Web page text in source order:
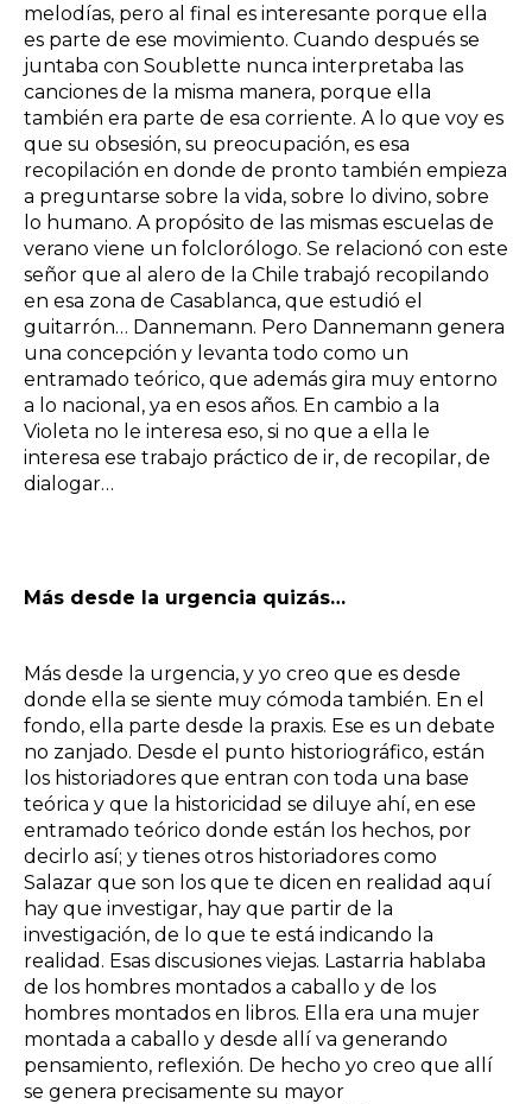
melodías, pero al final es interesante porque ella
es parte de ese movimiento. Cuando después se
juntaba con Soublette nunca interpretaba las
canciones de la misma manera, porque ella
también era parte de esa corriente. A lo que voy es
que su obsesión, su preocupación, es esa
recopilación en donde de pronto también empieza
a preguntarse sobre la vida, sobre lo divino, sobre
lo humano. A propósito de las mismas escuelas de
verano viene un folclorólogo. Se relacionó con este
señor que al alero de la Chile trabajó recopilando
en esa zona de Casablanca, que estudió el
guitarrón… Dannemann. Pero Dannemann genera
una concepción y levanta todo como un
entramado teórico, que además gira muy entorno
a lo nacional, ya en esos años. En cambio a la
Violeta no le interesa eso, si no que a ella le
interesa ese trabajo práctico de ir, de recopilar, de
dialogar…
Más desde la urgencia quizás…
Más desde la urgencia, y yo creo que es desde
donde ella se siente muy cómoda también. En el
fondo, ella parte desde la praxis. Ese es un debate
no zanjado. Desde el punto historiográfico, están
los historiadores que entran con toda una base
teórica y que la historicidad se diluye ahí, en ese
entramado teórico donde están los hechos, por
decirlo así; y tienes otros historiadores como
Salazar que son los que te dicen en realidad aquí
hay que investigar, hay que partir de la
investigación, de lo que te está indicando la
realidad. Esas discusiones viejas. Lastarria hablaba
de los hombres montados a caballo y de los
hombres montados en libros. Ella era una mujer
montada a caballo y desde allí va generando
pensamiento, reflexión. De hecho yo creo que allí
se genera precisamente su mayor